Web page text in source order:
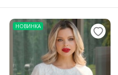
НОВИНКА